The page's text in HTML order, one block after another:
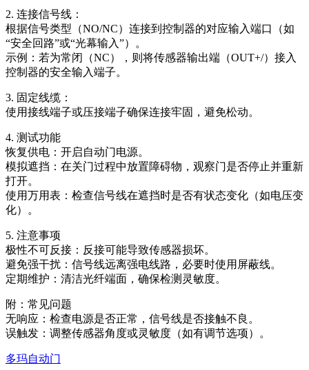
2. 连接信号线：
根据信号类型（NO/NC）连接到控制器的对应输入端口（如
“安全回路”或“光幕输入”）。
示例：若为常闭（NC），则将传感器输出端（OUT+/）接入
控制器的安全输入端子。
3. 固定线缆：
使用接线端子或压接端子确保连接牢固，避免松动。
4. 测试功能
恢复供电：开启自动门电源。
模拟遮挡：在关门过程中放置障碍物，观察门是否停止并重新
打开。
使用万用表：检查信号线在遮挡时是否有状态变化（如电压变
化）。
5. 注意事项
极性不可反接：反接可能导致传感器损坏。
避免强干扰：信号线远离强电线路，必要时使用屏蔽线。
定期维护：清洁光纤端面，确保检测灵敏度。
附：常见问题
无响应：检查电源是否正常，信号线是否接触不良。
误触发：调整传感器角度或灵敏度（如有调节选项）。
多玛自动门